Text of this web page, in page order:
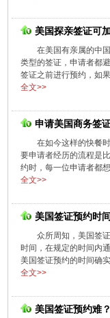
美国探亲签证可
在美国有亲属的中
类型的签证，申请者都
签证之前进行预约，如
全文>>
申请美国商务签
在如今这样的快餐
要申请者经历的流程是
约时，每一位申请者都
全文>>
美国签证预约时
众所周知，美国签
时间，在规定的时间内
美国签证预约的时间确
全文>>
美国签证预约难